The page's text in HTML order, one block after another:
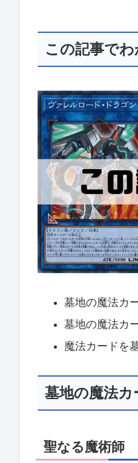
この記事でわ
墓地の魔法カ
墓地の魔法カ
魔法カードを
墓地の魔法カ
聖なる魔術師